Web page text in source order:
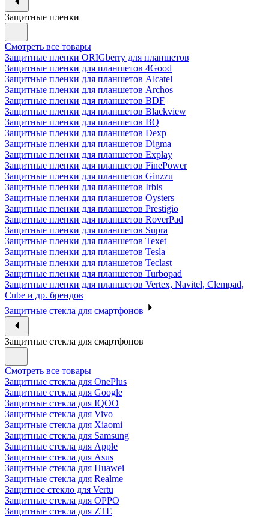
Защитные пленки
Смотреть все товары
Защитные пленки ORIGberry для планшетов
Защитные пленки для планшетов 4Good
Защитные пленки для планшетов Alcatel
Защитные пленки для планшетов Archos
Защитные пленки для планшетов BDF
Защитные пленки для планшетов Blackview
Защитные пленки для планшетов BQ
Защитные пленки для планшетов Dexp
Защитные пленки для планшетов Digma
Защитные пленки для планшетов Explay
Защитные пленки для планшетов FinePower
Защитные пленки для планшетов Ginzzu
Защитные пленки для планшетов Irbis
Защитные пленки для планшетов Oysters
Защитные пленки для планшетов Prestigio
Защитные пленки для планшетов RoverPad
Защитные пленки для планшетов Supra
Защитные пленки для планшетов Texet
Защитные пленки для планшетов Tesla
Защитные пленки для планшетов Teclast
Защитные пленки для планшетов Turbopad
Защитные пленки для планшетов Vertex, Navitel, Clempad,
Cube и др. брендов
Защитные стекла для смартфонов
Защитные стекла для смартфонов
Смотреть все товары
Защитные стекла для OnePlus
Защитные стекла для Google
Защитные стекла для IQOO
Защитные стекла для Vivo
Защитные стекла для Xiaomi
Защитные стекла для Samsung
Защитные стекла для Apple
Защитные стекла для Asus
Защитные стекла для Huawei
Защитные стекла для Realme
Защитное стекло для Vertu
Защитные стекла для OPPO
Защитные стекла для ZTE